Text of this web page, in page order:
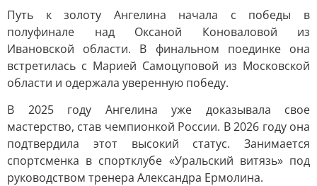
Путь к золоту Ангелина начала с победы в
полуфинале над Оксаной Коноваловой из
Ивановской области. В финальном поединке она
встретилась с Марией Самоцуповой из Московской
области и одержала уверенную победу.
В 2025 году Ангелина уже доказывала свое
мастерство, став чемпионкой России. В 2026 году она
подтвердила этот высокий статус. Занимается
спортсменка в спортклубе «Уральский витязь» под
руководством тренера Александра Ермолина.